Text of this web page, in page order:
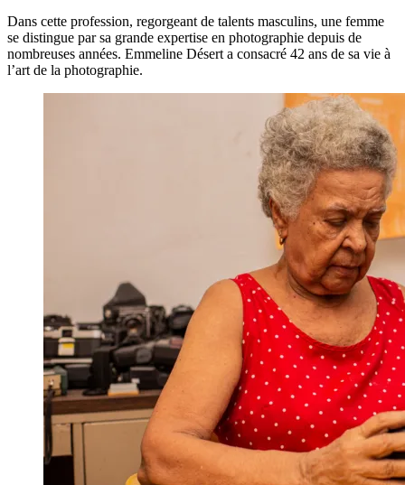
Dans cette profession, regorgeant de talents masculins, une femme
se distingue par sa grande expertise en photographie depuis de
nombreuses années. Emmeline Désert a consacré 42 ans de sa vie à
l’art de la photographie.